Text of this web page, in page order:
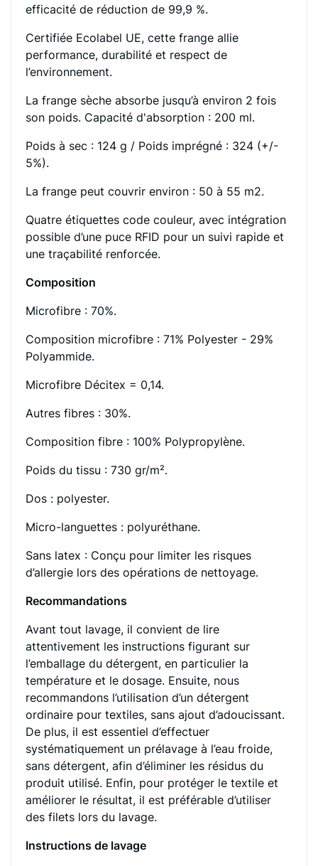
efficacité de réduction de 99,9 %.
Certifiée Ecolabel UE, cette frange allie
performance, durabilité et respect de
l’environnement.
La frange sèche absorbe jusqu’à environ 2 fois
son poids. Capacité d'absorption : 200 ml.
Poids à sec : 124 g / Poids imprégné : 324 (+/-
5%).
La frange peut couvrir environ : 50 à 55 m2.
Quatre étiquettes code couleur, avec intégration
possible d’une puce RFID pour un suivi rapide et
une traçabilité renforcée.
Composition
Microfibre : 70%.
Composition microfibre : 71% Polyester - 29%
Polyammide.
Microfibre Décitex = 0,14.
Autres fibres : 30%.
Composition fibre : 100% Polypropylène.
Poids du tissu : 730 gr/m².
Dos : polyester.
Micro-languettes : polyuréthane.
Sans latex : Conçu pour limiter les risques
d’allergie lors des opérations de nettoyage.
Recommandations
Avant tout lavage, il convient de lire
attentivement les instructions figurant sur
l’emballage du détergent, en particulier la
température et le dosage. Ensuite, nous
recommandons l’utilisation d’un détergent
ordinaire pour textiles, sans ajout d’adoucissant.
De plus, il est essentiel d’effectuer
systématiquement un prélavage à l’eau froide,
sans détergent, afin d’éliminer les résidus du
produit utilisé. Enfin, pour protéger le textile et
améliorer le résultat, il est préférable d’utiliser
des filets lors du lavage.
Instructions de lavage